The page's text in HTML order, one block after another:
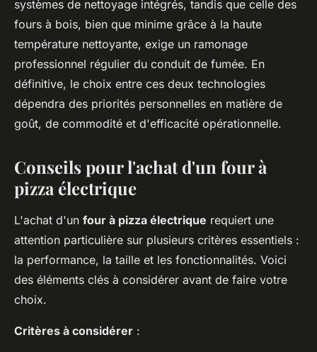
systèmes de nettoyage intégrés, tandis que celle des
fours à bois, bien que minime grâce à la haute
température nettoyante, exige un ramonage
professionnel régulier du conduit de fumée. En
définitive, le choix entre ces deux technologies
dépendra des priorités personnelles en matière de
goût, de commodité et d'efficacité opérationnelle.
Conseils pour l'achat d'un four à
pizza électrique
L'achat d'un four à pizza électrique requiert une
attention particulière sur plusieurs critères essentiels :
la performance, la taille et les fonctionnalités. Voici
des éléments clés à considérer avant de faire votre
choix.
Critères à considérer :